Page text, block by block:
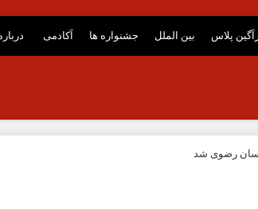
پلاس بین الملل جشنواره ها آکادمی
رضوی شد